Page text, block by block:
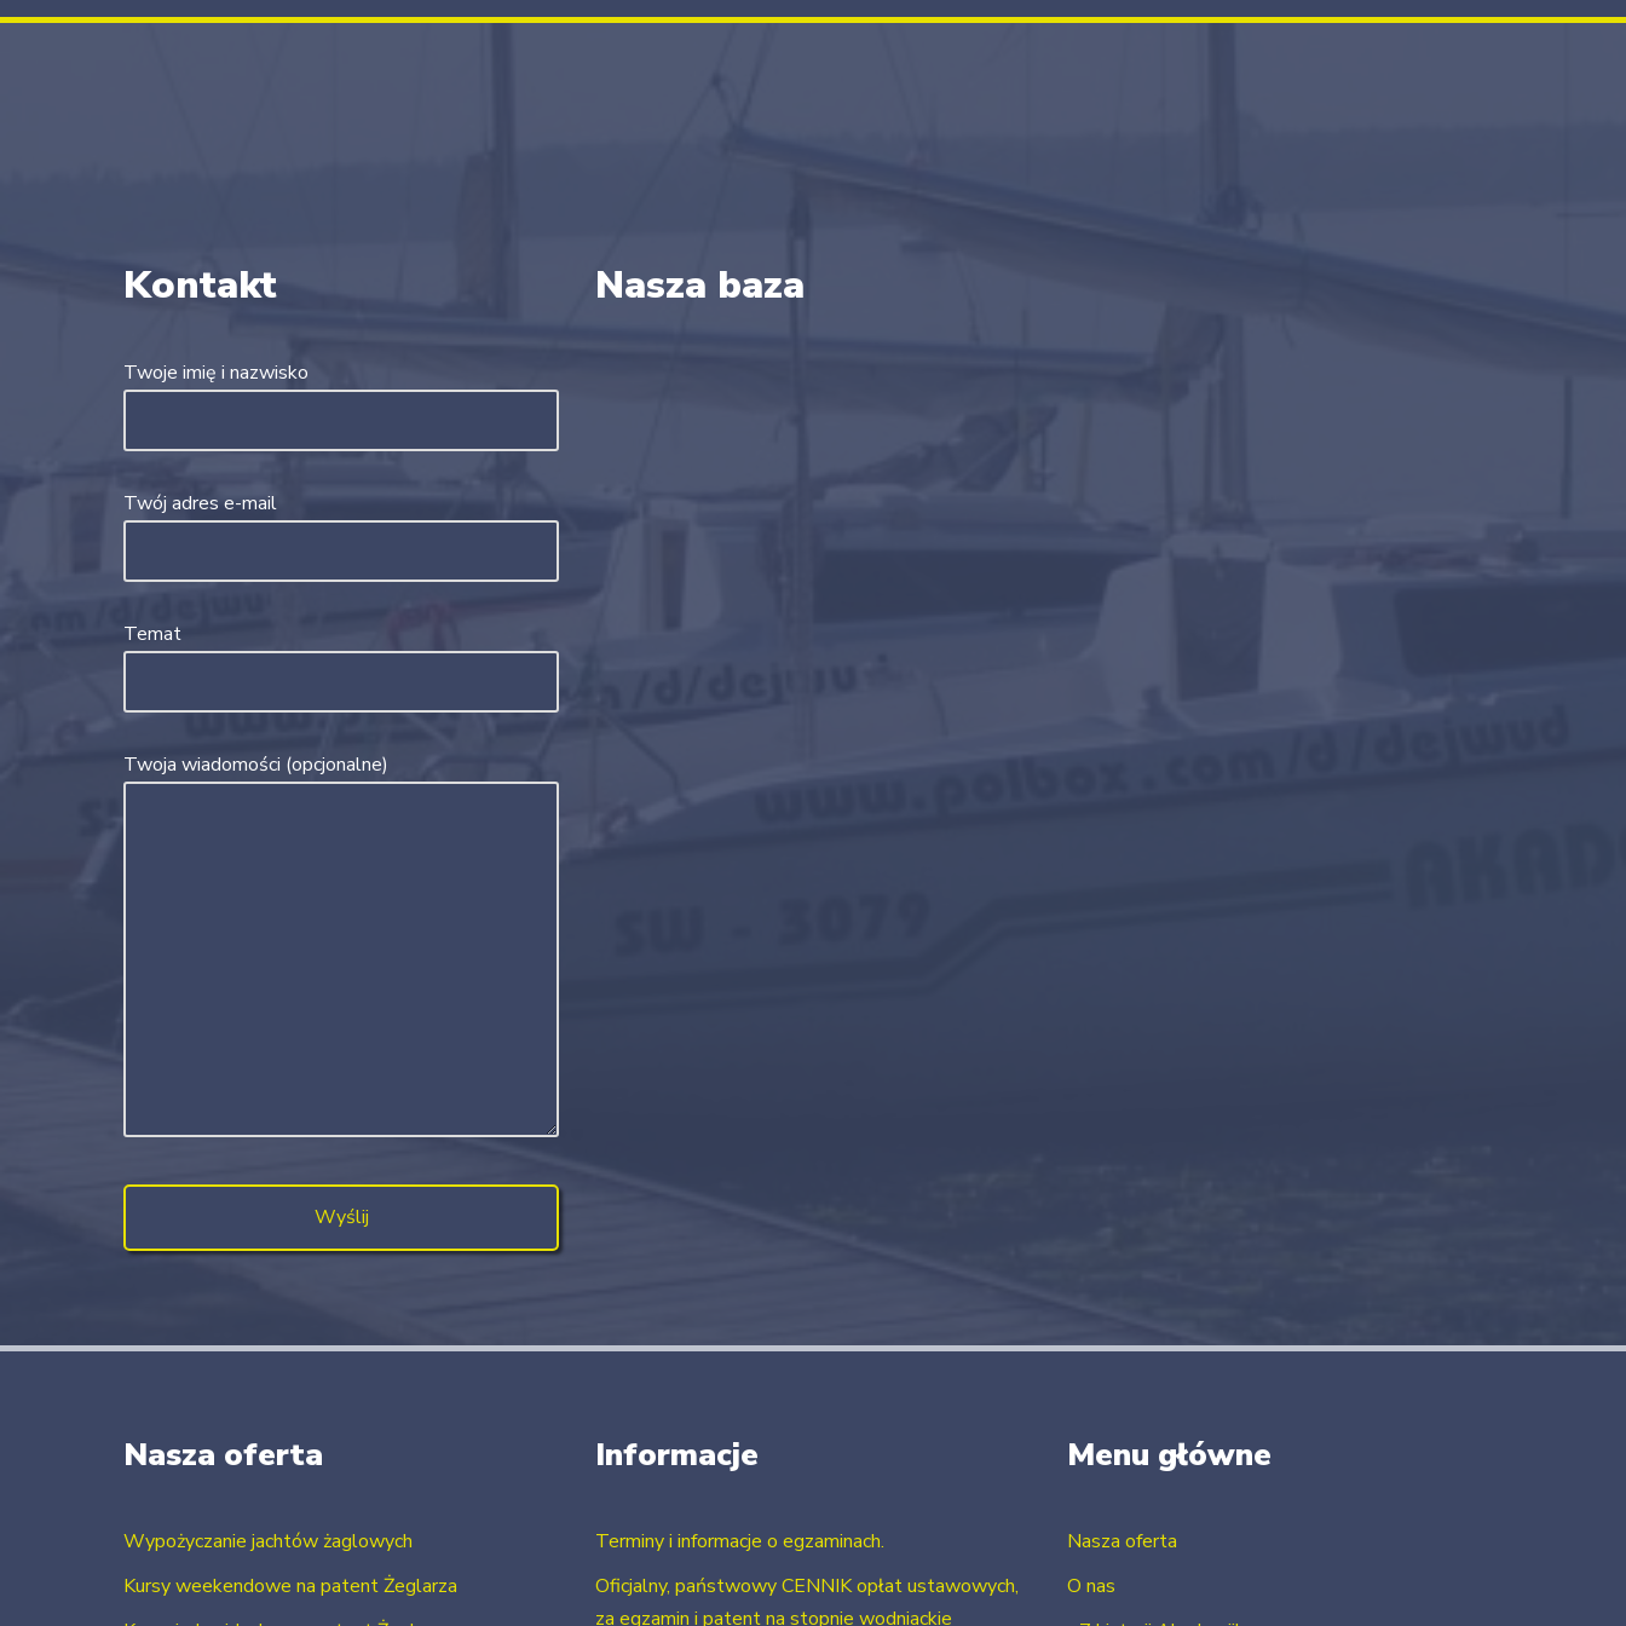
Kontakt
Twoje imię i nazwisko
Twój adres e-mail
Temat
Twoja wiadomości (opcjonalne)
Nasza baza
Nasza oferta
Wypożyczanie jachtów żaglowych
Kursy weekendowe na patent Żeglarza
Informacje
Terminy i informacje o egzaminach.
Oficjalny, państwowy CENNIK opłat ustawowych,
za egzamin i patent na stopnie wodniackie
Menu główne
Nasza oferta
O nas